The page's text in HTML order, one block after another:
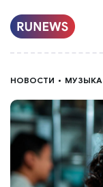
РУБРИКИ
О
НАС
НОВОСТИ МУЗЫКА